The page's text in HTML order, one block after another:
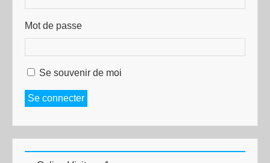
Mot de passe
Se souvenir de moi
Se connecter